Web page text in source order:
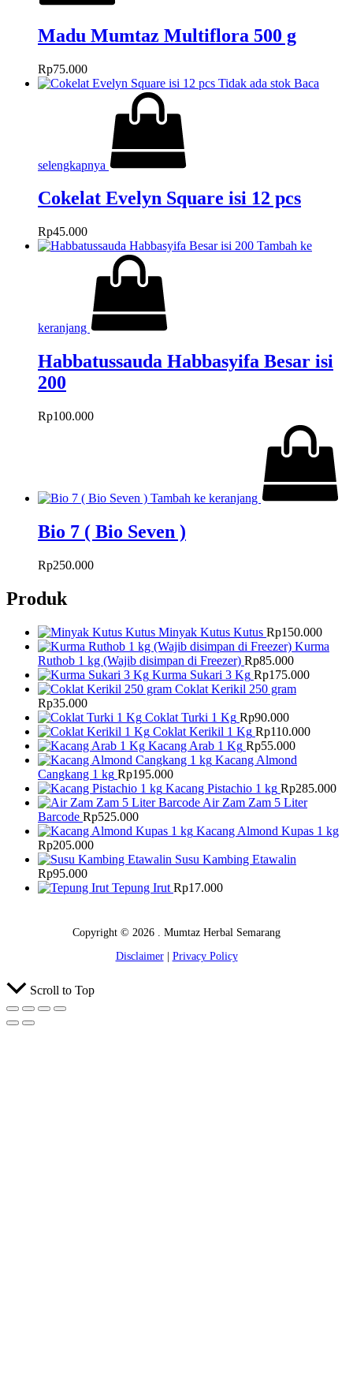
Madu Mumtaz Multiflora 500 g
Rp75.000
Tidak ada stok Baca
selengkapnya
Cokelat Evelyn Square isi 12 pcs
Rp45.000
Tambah ke
keranjang
Habbatussauda Habbasyifa Besar isi
200
Rp100.000
Tambah ke keranjang
Bio 7 ( Bio Seven )
Rp250.000
Produk
Minyak Kutus Kutus Rp150.000
Kurma
Ruthob 1 kg (Wajib disimpan di Freezer) Rp85.000
Kurma Sukari 3 Kg Rp175.000
Coklat Kerikil 250 gram
Rp35.000
Coklat Turki 1 Kg Rp90.000
Coklat Kerikil 1 Kg Rp110.000
Kacang Arab 1 Kg Rp55.000
Kacang Almond
Cangkang 1 kg Rp195.000
Kacang Pistachio 1 kg Rp285.000
Air Zam Zam 5 Liter
Barcode Rp525.000
Kacang Almond Kupas 1 kg
Rp205.000
Susu Kambing Etawalin
Rp95.000
Tepung Irut Rp17.000
Copyright © 2026 . Mumtaz Herbal Semarang
Disclaimer| Privacy Policy
Scroll to Top